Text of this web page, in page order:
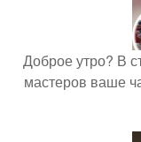
Доброе утро? В
мастеров ваше